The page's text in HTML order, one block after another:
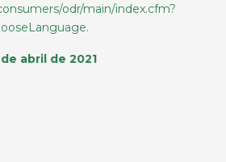
odr/main/index.cfm?
.
abril de 2021